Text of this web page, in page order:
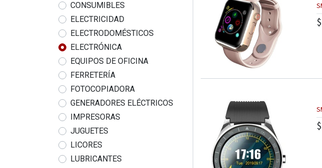
CONSUMIBLES
ELECTRICIDAD
ELECTRODOMÉSTICOS
ELECTRÓNICA
EQUIPOS DE OFICINA
FERRETERÍA
FOTOCOPIADORA
GENERADORES ELÉCTRICOS
IMPRESORAS
JUGUETES
LICORES
LUBRICANTES
$
$